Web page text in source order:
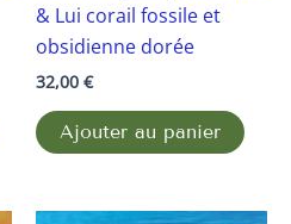
& Lui corail fossile et
obsidienne dorée
32,00 €
Ajouter au panier